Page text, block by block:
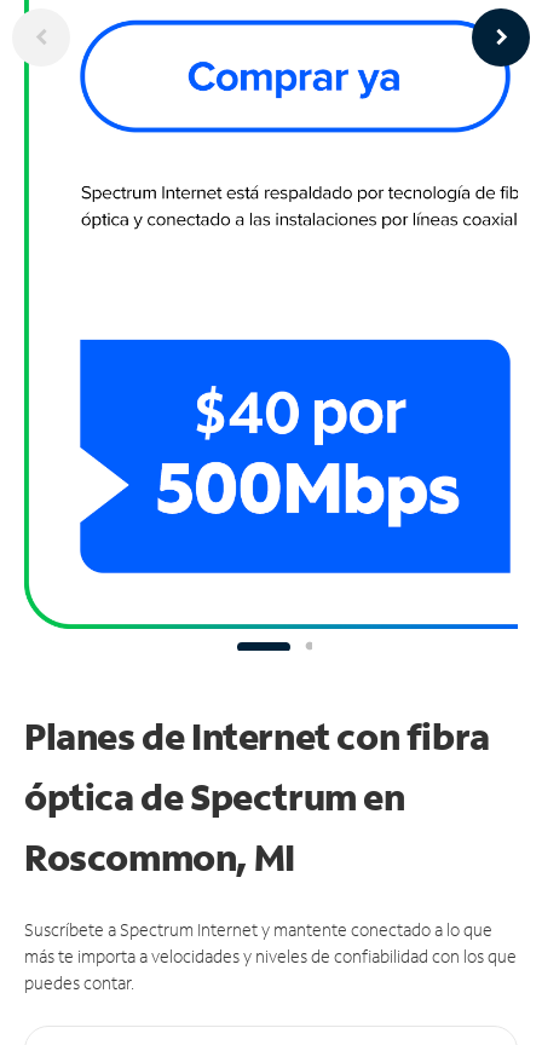
Planes de Internet con fibra
óptica de Spectrum en
Roscommon, MI
Suscríbete a Spectrum Internet y mantente conectado a lo que
más te importa a velocidades y niveles de confiabilidad con los que
puedes contar.